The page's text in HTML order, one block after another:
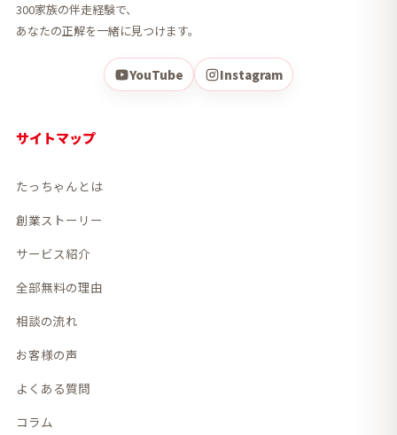
300家族の伴走経験で、
あなたの正解を一緒に見つけます。
YouTube Instagram
サイトマップ
たっちゃんとは
創業ストーリー
サービス紹介
全部無料の理由
相談の流れ
お客様の声
よくある質問
コラム